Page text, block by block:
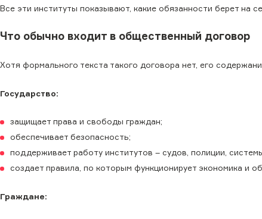
Все эти институты показывают, какие обязанности берет на
Что обычно входит в общественный договор
Хотя формального текста такого договора нет, его
Государство:
защищает права и свободы граждан;
обеспечивает безопасность;
поддерживает работу институтов – судов, полиции,
создает правила, по которым функционирует экономика и
Граждане: